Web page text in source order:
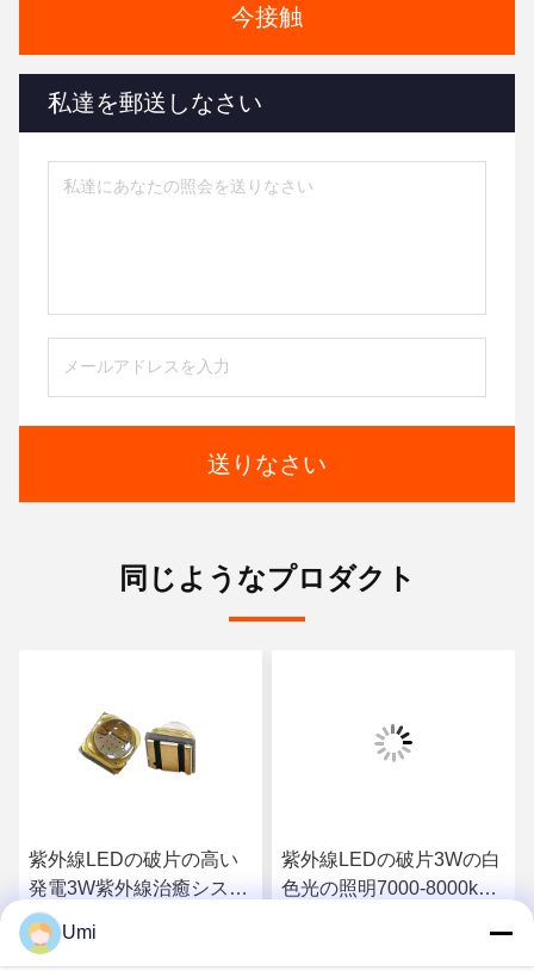
今接触
私達を郵送しなさい
送りなさい
同じようなプロダクト
紫外線LEDの破片の高い
発電3W紫外線治癒システ
ム殺菌灯
紫外線LEDの破片3Wの白
色光の照明7000-8000kの
Umi